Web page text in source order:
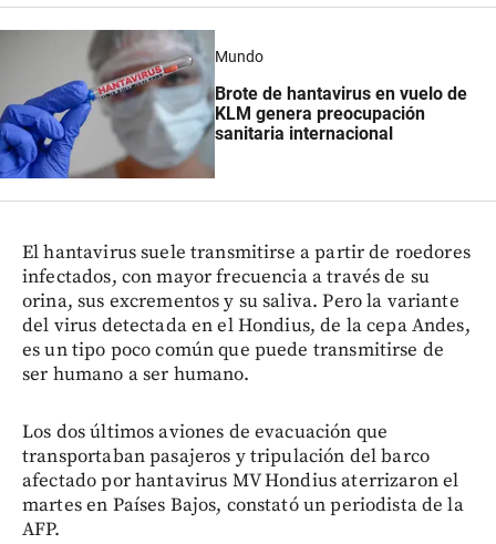
Mundo
Brote de hantavirus en vuelo de
KLM genera preocupación
sanitaria internacional
El hantavirus suele transmitirse a partir de roedores
infectados, con mayor frecuencia a través de su
orina, sus excrementos y su saliva. Pero la variante
del virus detectada en el Hondius, de la cepa Andes,
es un tipo poco común que puede transmitirse de
ser humano a ser humano.
Los dos últimos aviones de evacuación que
transportaban pasajeros y tripulación del barco
afectado por hantavirus MV Hondius aterrizaron el
martes en Países Bajos, constató un periodista de la
AFP.